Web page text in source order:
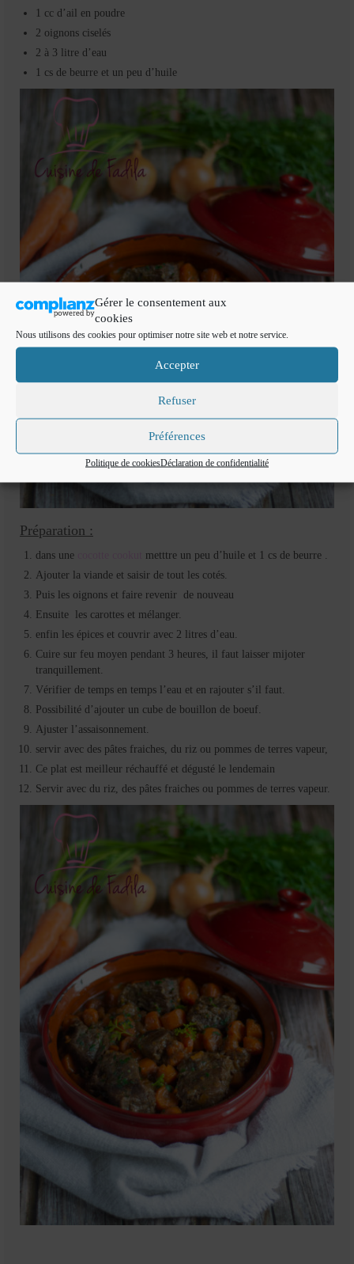
Gérer le consentement aux
cookies
Nous utilisons des cookies pour optimiser notre site web et notre service.
Accepter
Refuser
Préférences
Politique de cookiesDéclaration de confidentialité
1 cc d’ail en poudre
2 oignons ciselés
2 à 3 litre d’eau
1 cs de beurre et un peu d’huile
Préparation :
dans une
metttre un peu d’huile et 1 cs de beurre .
Ajouter la viande et saisir de tout les cotés.
Puis les oignons et faire revenir de nouveau
Ensuite les carottes et mélanger.
enfin les épices et couvrir avec 2 litres d’eau.
Cuire sur feu moyen pendant 3 heures, il faut laisser mijoter
tranquillement.
Vérifier de temps en temps l’eau et en rajouter s’il faut.
Possibilité d’ajouter un cube de bouillon de boeuf.
Ajuster l’assaisonnement.
servir avec des pâtes fraiches, du riz ou pommes de terres vapeur,
Ce plat est meilleur réchauffé et dégusté le lendemain
Servir avec du riz, des pâtes fraiches ou pommes de terres vapeur.